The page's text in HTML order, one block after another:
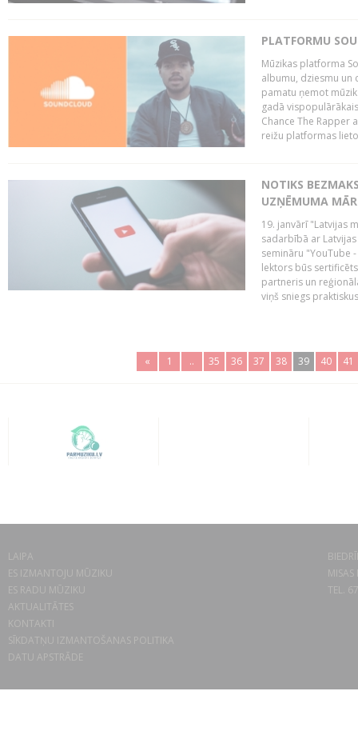
PLATFORMU
Mūzikas platforma
albumu, dziesmu un
pamatu ņemot
gadā
Chance The Rapper
reižu platformas
NOTIKS
UZŅĒMUMA
19. janvārī "Latvijas
sadarbībā ar
semināru "YouTube
lektors būs
partneris un
viņš sniegs
« 1 .. 35 36 37 38 39 40 41
LAIPA
ES IZMANTOJU MŪZIKU
ES RADU MŪZIKU
AKTUALITĀTES
KONTAKTI
SĪKDATŅU IZMANTOŠANAS POLITIKA
DATU APSTRĀDE
TEL.